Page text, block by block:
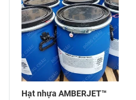
Hạt nhựa AMBERJET™